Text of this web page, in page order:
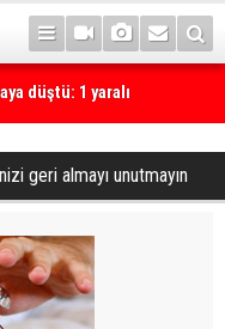
düştü: 1 yaralı
geri almayı unutmayın